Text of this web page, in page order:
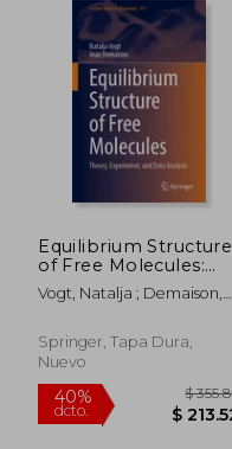
Equilibrium Structure
of Free Molecules:
Theory, Experiment,
and Data Analysis (en
Vogt, Natalja ; Demaison,
Springer, Tapa Dura,
Nuevo